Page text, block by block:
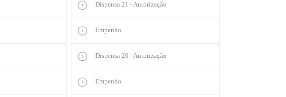
Dispensa 21 - Autorização
Empenho
Dispensa 20 - Autorização
Empenho